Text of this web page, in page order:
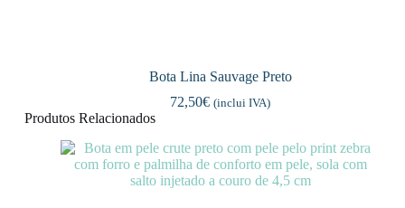
Bota Lina Sauvage Preto
72,50€ (inclui IVA)
Produtos Relacionados